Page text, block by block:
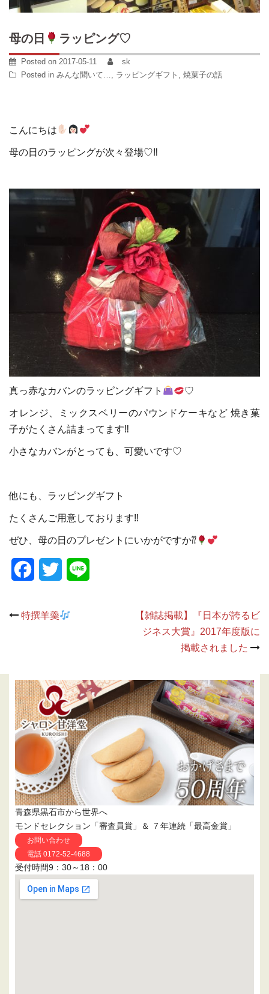
母の日 ラッピング♡
Posted on 2017-05-11
sk
Posted in みんな聞いて… ラッピングギフト 焼菓子の話
こんにちは
母の日のラッピングが次々登場♡‼︎
真っ赤なカバンのラッピングギフト ♡
オレンジ、ミックスベリーのパウンドケーキなど 焼き菓
子がたくさん詰まってます‼︎
小さなカバンがとっても、可愛いです♡
他にも、ラッピングギフト
たくさんご用意しております‼︎
ぜひ、母の日のプレゼントにいかがですか⁇
FacebookTwitter
Post
特撰羊羮
【雑誌掲載】『日本が誇るビ
ジネス大賞』2017年度版に
掲載されました
青森県黒石市から世界へ
モンドセレクション「審査員賞」＆ ７年連続「最高金賞」
お問い合わせ
電話 0172-52-4688
受付時間9：30～18：00